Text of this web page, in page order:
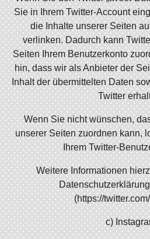
Sie in Ihrem Twitter-Account
die Inhalte unserer Seiten
verlinken. Dadurch kann
Seiten Ihrem Benutzerkonto
hin, dass wir als Anbieter der
Inhalt der übermittelten Daten
Twitter
Wenn Sie nicht wünschen,
unserer Seiten zuordnen kann,
Ihrem Twitter-
Weitere Informationen
(https://
c)